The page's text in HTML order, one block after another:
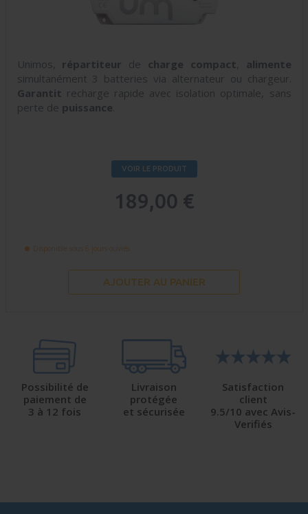
Unimos, répartiteur de charge compact
alimente
simultanément 3 batteries via alternateur ou chargeur.
Garantit recharge rapide avec isolation optimale, sans
perte de puissance
VOIR LE PRODUIT
189,00 €
Disponible sous 6 jours ouvrés
AJOUTER AU PANIER
Possibilité de
paiement de
3 à 12 fois
Livraison
protégée
et sécurisée
Satisfaction
client
9.5/10 avec Avis-
Verifiés